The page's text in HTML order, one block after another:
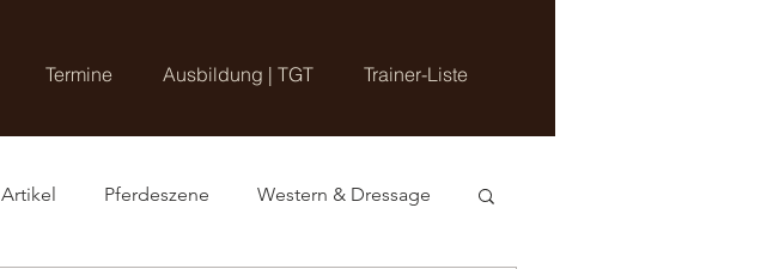
Termine Ausbildung | TGT Trainer-Liste
Artikel Pferdeszene Western & Dressage